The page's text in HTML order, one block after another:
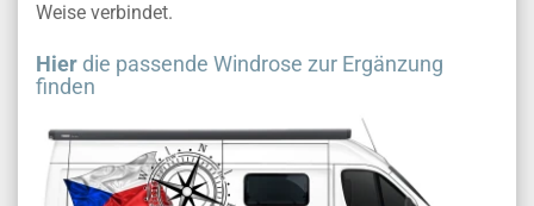
Weise verbindet.
Hier die passende Windrose zur Ergänzung
finden